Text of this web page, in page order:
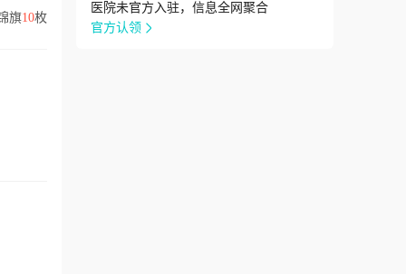
旗10枚
医院未官方入驻，信息全网聚合
官方认领